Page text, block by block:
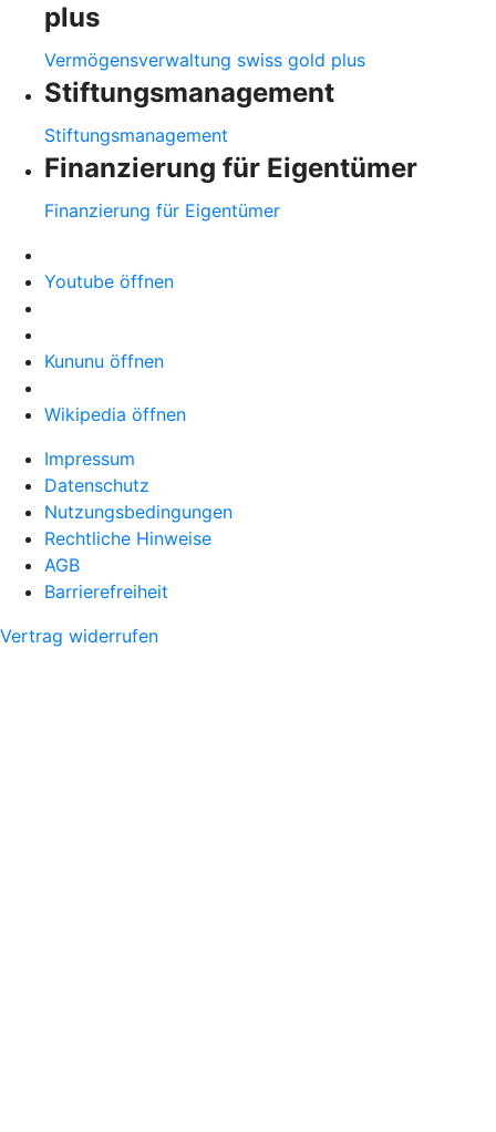
plus
Vermögensverwaltung swiss gold plus
Stiftungsmanagement
Stiftungsmanagement
Finanzierung für Eigentümer
Finanzierung für Eigentümer
Youtube öffnen
Kununu öffnen
Wikipedia öffnen
Impressum
Datenschutz
Nutzungsbedingungen
Rechtliche Hinweise
AGB
Barrierefreiheit
Vertrag widerrufen